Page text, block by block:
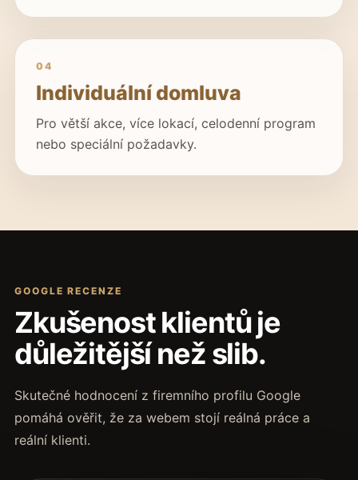
04
Individuální domluva
Pro větší akce, více lokací, celodenní program
nebo speciální požadavky.
GOOGLE RECENZE
Zkušenost klientů je
důležitější než slib.
Skutečné hodnocení z firemního profilu Google
pomáhá ověřit, že za webem stojí reálná práce a
reální klienti.